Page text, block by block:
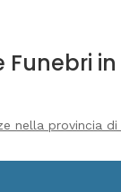
Funebri
nella provincia di